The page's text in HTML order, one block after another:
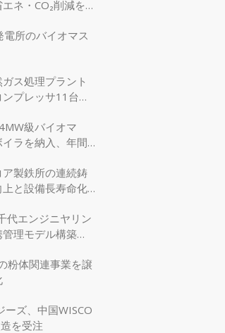
ネ・CO₂削減を強
電所のバイオマス
ス処理プラント
プレッサ11台を
級バイオマ
ラを納入、年間
製鉄所の連続鋳
と設備長寿命化
代エンジニヤリン
理モデル構築
粉体関連事業を譲
ーズ、中国WISCO
を受注